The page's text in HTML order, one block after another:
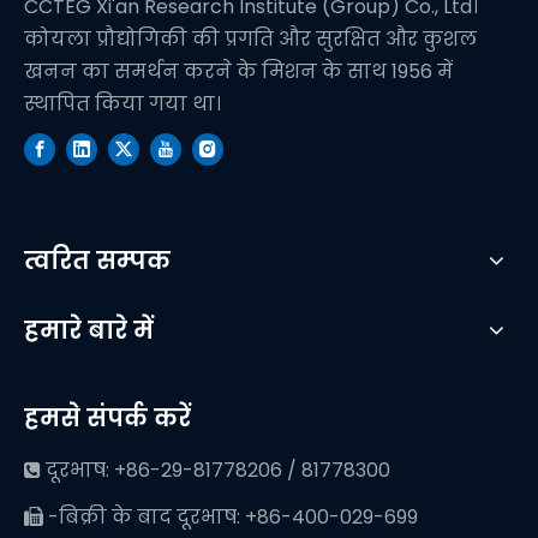
CCTEG Xi'an Research Institute (Group) Co., Ltd।
कोयला प्रौद्योगिकी की प्रगति और सुरक्षित और कुशल
खनन का समर्थन करने के मिशन के साथ 1956 में
स्थापित किया गया था।
त्वरित सम्पक
हमारे बारे में
हमसे संपर्क करें
 दूरभाष: +86-29-81778206 / 81778300
 -बिक्री के बाद दूरभाष: +86-400-029-699